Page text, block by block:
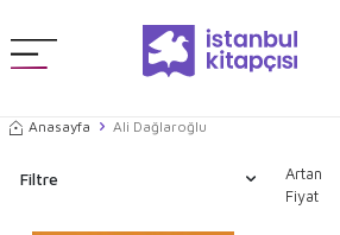
Anasayfa Ali Dağlaroğlu
Filtre
Artan
Fiyat